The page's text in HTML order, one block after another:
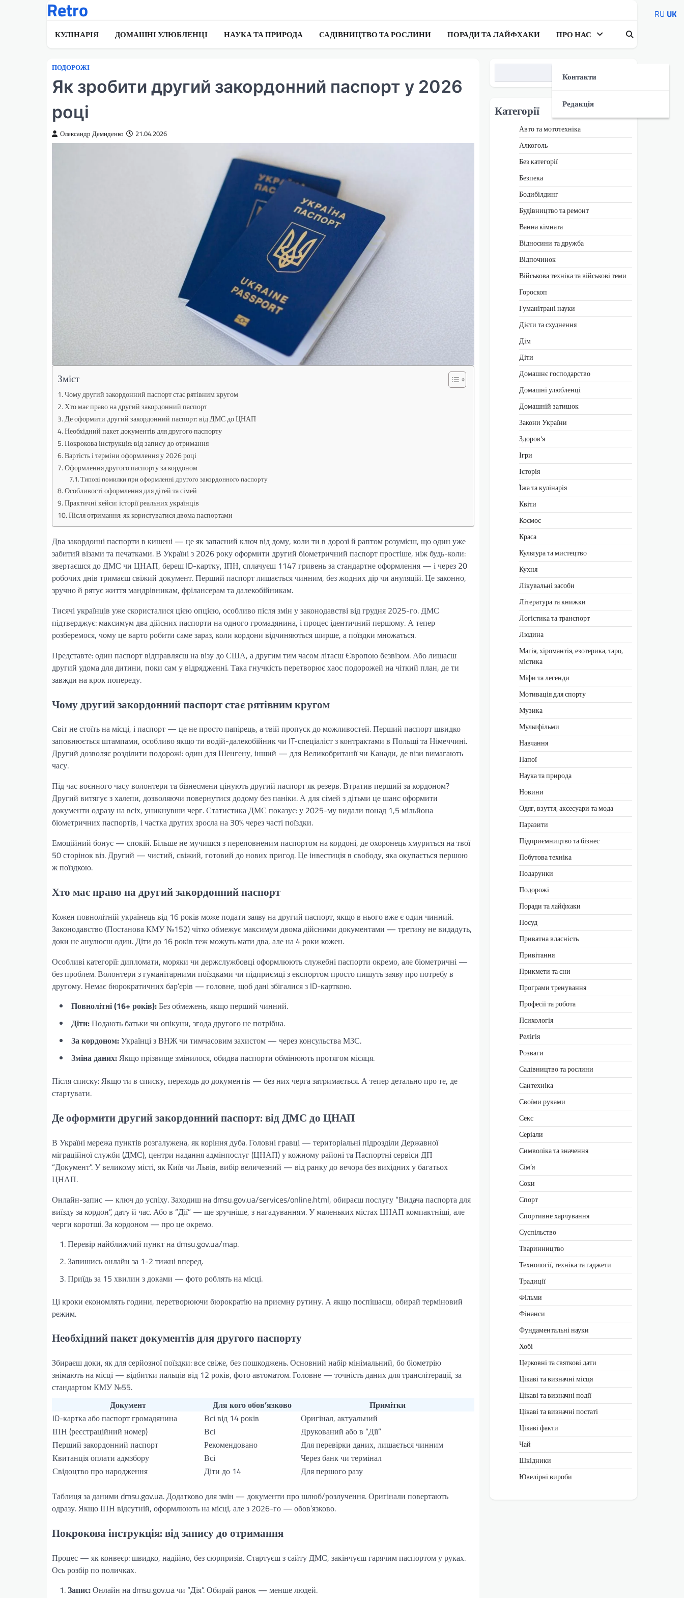
Retro
КУЛІНАРІЯ ДОМАШНІ УЛЮБЛЕНЦІ НАУКА ТА ПРИРОДА САДІВНИЦТВО ТА РОСЛИНИ ПОРАДИ ТА ЛАЙФХАКИ ПРО НАС
Контакти
Редакція
ПОДОРОЖІ
Як зробити другий закордонний паспорт у 2026
році
Олександр Демиденко 21.04.2026
Зміст
Чому другий закордонний паспорт стає рятівним кругом
Хто має право на другий закордонний паспорт
Де оформити другий закордонний паспорт: від ДМС до ЦНАП
Необхідний пакет документів для другого паспорту
Покрокова інструкція: від запису до отримання
Вартість і терміни оформлення у 2026 році
Оформлення другого паспорту за кордоном
Типові помилки при оформленні другого закордонного паспорту
Особливості оформлення для дітей та сімей
Практичні кейси: історії реальних українців
Після отримання: як користуватися двома паспортами
Два закордонні паспорти в кишені — це як запасний ключ від дому, коли ти в дорозі й раптом розумієш, що один уже
забитий візами та печатками. В Україні з 2026 року оформити другий біометричний паспорт простіше, ніж будь-коли:
звертаєшся до ДМС чи ЦНАП, береш ID-картку, ІПН, сплачуєш 1147 гривень за стандартне оформлення — і через 20
робочих днів тримаєш свіжий документ. Перший паспорт лишається чинним, без жодних дір чи ануляцій. Це законно,
зручно й рятує життя мандрівникам, фрілансерам та далекобійникам.
Тисячі українців уже скористалися цією опцією, особливо після змін у законодавстві від грудня 2025-го. ДМС
підтверджує: максимум два дійсних паспорти на одного громадянина, і процес ідентичний першому. А тепер
розберемося, чому це варто робити саме зараз, коли кордони відчиняються ширше, а поїздки множаться.
Представте: один паспорт відправляєш на візу до США, а другим тим часом літаєш Європою безвізом. Або лишаєш
другий удома для дитини, поки сам у відрядженні. Така гнучкість перетворює хаос подорожей на чіткий план, де ти
завжди на крок попереду.
Чому другий закордонний паспорт стає рятівним кругом
Світ не стоїть на місці, і паспорт — це не просто папірець, а твій пропуск до можливостей. Перший паспорт швидко
заповнюється штампами, особливо якщо ти водій-далекобійник чи IT-спеціаліст з контрактами в Польщі та Німеччині.
Другий дозволяє розділити подорожі: один для Шенгену, інший — для Великобританії чи Канади, де візи вимагають
часу.
Під час воєнного часу волонтери та бізнесмени цінують другий паспорт як резерв. Втратив перший за кордоном?
Другий витягує з халепи, дозволяючи повернутися додому без паніки. А для сімей з дітьми це шанс оформити
документи одразу на всіх, уникнувши черг. Статистика ДМС показує: у 2025-му видали понад 1,5 мільйона
біометричних паспортів, і частка других зросла на 30% через часті поїздки.
Емоційний бонус — спокій. Більше не мучишся з переповненим паспортом на кордоні, де охоронець хмуриться на твої
50 сторінок віз. Другий — чистий, свіжий, готовий до нових пригод. Це інвестиція в свободу, яка окупається першою
ж поїздкою.
Хто має право на другий закордонний паспорт
Кожен повнолітній українець від 16 років може подати заяву на другий паспорт, якщо в нього вже є один чинний.
Законодавство (Постанова КМУ №152) чітко обмежує максимум двома дійсними документами — третину не видадуть,
доки не анулюєш один. Діти до 16 років теж можуть мати два, але на 4 роки кожен.
Особливі категорії: дипломати, моряки чи держслужбовці оформлюють служебні паспорти окремо, але біометричні —
без проблем. Волонтери з гуманітарними поїздками чи підприємці з експортом просто пишуть заяву про потребу в
другому. Немає бюрократичних бар’єрів — головне, щоб дані збігалися з ID-карткою.
Повнолітні (16+ років):Без обмежень, якщо перший чинний.
Діти:Подають батьки чи опікуни, згода другого не потрібна.
За кордоном:Українці з ВНЖ чи тимчасовим захистом — через консульства МЗС.
Зміна даних:Якщо прізвище змінилося, обидва паспорти обмінюють протягом місяця.
Після списку: Якщо ти в списку, переходь до документів — без них черга затримається. А тепер детально про те, де
стартувати.
Де оформити другий закордонний паспорт: від ДМС до ЦНАП
В Україні мережа пунктів розгалужена, як коріння дуба. Головні гравці — територіальні підрозділи Державної
міграційної служби (ДМС), центри надання адмінпослуг (ЦНАП) у кожному районі та Паспортні сервіси ДП
“Документ”. У великому місті, як Київ чи Львів, вибір величезний — від ранку до вечора без вихідних у багатьох
ЦНАП.
Онлайн-запис — ключ до успіху. Заходиш на dmsu.gov.ua/services/online.html, обираєш послугу “Видача паспорта для
виїзду за кордон”, дату й час. Або в “Дії” — ще зручніше, з нагадуванням. У маленьких містах ЦНАП компактніші, але
черги коротші. За кордоном — про це окремо.
Перевір найближчий пункт на dmsu.gov.ua/map.
Запишись онлайн за 1-2 тижні вперед.
Приїдь за 15 хвилин з доками — фото роблять на місці.
Ці кроки економлять години, перетворюючи бюрократію на приємну рутину. А якщо поспішаєш, обирай терміновий
режим.
Необхідний пакет документів для другого паспорту
Збираєш доки, як для серйозної поїздки: все свіже, без пошкоджень. Основний набір мінімальний, бо біометрію
знімають на місці — відбитки пальців від 12 років, фото автоматом. Головне — точність даних для транслітерації, за
стандартом КМУ №55.
Документ
Для кого обов’язково
Примітки
ID-картка або паспорт громадянина
Всі від 14 років
Оригінал, актуальний
ІПН (реєстраційний номер)
Всі
Друкований або в “Дії”
Перший закордонний паспорт
Рекомендовано
Для перевірки даних, лишається чинним
Квитанція оплати адмзбору
Всі
Через банк чи термінал
Свідоцтво про народження
Діти до 14 Для першого разу
Таблиця за даними dmsu.gov.ua. Додатково для змін — документи про шлюб/розлучення. Оригінали повертають
одразу. Якщо ІПН відсутній, оформлюють на місці, але з 2026-го — обов’язково.
Покрокова інструкція: від запису до отримання
Процес — як конвеєр: швидко, надійно, без сюрпризів. Стартуєш з сайту ДМС, закінчуєш гарячим паспортом у руках.
Ось розбір по поличках.
Запис:Онлайн на dmsu.gov.ua чи “Дія”. Обирай ранок — менше людей.
Категорії
Авто та мототехніка
Алкоголь
Без категорії
Безпека
Бодибілдинг
Будівництво та ремонт
Ванна кімната
Відносини та дружба
Відпочинок
Військова техніка та військові теми
Гороскоп
Гуманітрані науки
Дієти та схуднення
Дім
Діти
Домашнє господарство
Домашні улюбленці
Домашній затишок
Закони України
Здоров'я
Ігри
Історія
Їжа та кулінарія
Квіти
Космос
Краса
Культура та мистецтво
Кухня
Лікувальні засоби
Література та книжки
Логістика та транспорт
Людина
Магія, хіромантія, езотерика, таро,
містика
Міфи та легенди
Мотивація для спорту
Музика
Мультфільми
Навчання
Напої
Наука та природа
Новини
Одяг, взуття, аксесуари та мода
Паразити
Підприємництво та бізнес
Побутова техніка
Подарунки
Подорожі
Поради та лайфхаки
Посуд
Приватна власність
Привітання
Прикмети та сни
Програми тренування
Професії та робота
Психологія
Релігія
Розваги
Садівництво та рослини
Сантехніка
Своїми руками
Секс
Серіали
Символіка та значення
Сім’я
Соки
Спорт
Спортивне харчування
Суспільство
Тваринництво
Технології, техніка та гаджети
Традиції
Фільми
Фінанси
Фундаментальні науки
Хобі
Церковні та святкові дати
Цікаві та визначні місця
Цікаві та визначні події
Цікаві та визначні постаті
Цікаві факти
Чай
Шкідники
Ювелірні вироби
RU UK